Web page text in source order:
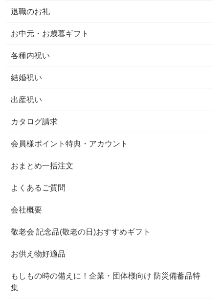
退職のお礼
お中元・お歳暮ギフト
各種内祝い
結婚祝い
出産祝い
カタログ請求
会員様ポイント特典・アカウント
おまとめ一括注文
よくあるご質問
会社概要
敬老会 記念品(敬老の日)おすすめギフト
お供え物好適品
もしもの時の備えに！企業・団体様向け 防災備蓄品特
集